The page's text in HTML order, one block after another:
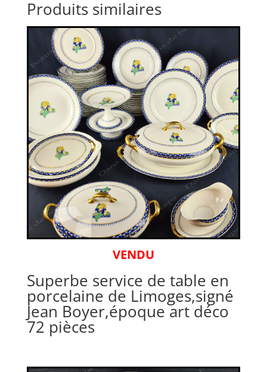
Produits similaires
VENDU
Superbe service de table en
porcelaine de Limoges,signé
Jean Boyer,époque art déco
72 pièces